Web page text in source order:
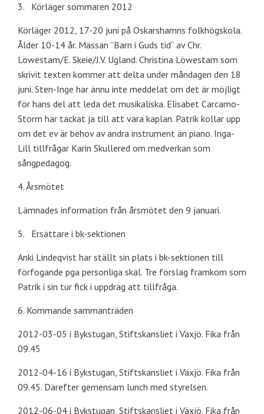
3. Körläger sommaren 2012
Körläger 2012, 17-20 juni på Oskarshamns folkhögskola.
Ålder 10-14 år. Mässan ”Barn i Guds tid” av Chr.
Löwestam/E. Skeie/J.V. Ugland. Christina Löwestam som
skrivit texten kommer att delta under måndagen den 18
juni. Sten-Inge har ännu inte meddelat om det är möjligt
för hans del att leda det musikaliska. Elisabet Carcamo-
Storm har tackat ja till att vara kaplan. Patrik kollar upp
om det ev är behov av andra instrument än piano. Inga-
Lill tillfrågar Karin Skullered om medverkan som
sångpedagog.
4. Årsmötet
Lämnades information från årsmötet den 9 januari.
5. Ersättare i bk-sektionen
Anki Lindeqvist har ställt sin plats i bk-sektionen till
förfogande pga personliga skäl. Tre förslag framkom som
Patrik i sin tur fick i uppdrag att tillfråga.
6. Kommande sammanträden
2012-03-05 i Bykstugan, Stiftskansliet i Växjö. Fika från
09.45
2012-04-16 i Bykstugan, Stiftskansliet i Växjö. Fika från
09.45. Därefter gemensam lunch med styrelsen.
2012-06-04 i Bykstugan, Stiftskansliet i Växjö. Fika från